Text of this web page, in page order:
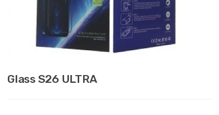
Glass S26 ULTRA